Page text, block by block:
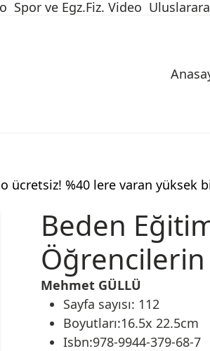
Spor ve Egz.Fiz. Video
ücretsiz! %40 lere varan yüksek
Beden
Mehmet GÜLLÜ
Sayfa sayısı: 112
Boyutları:16.5x 22.5cm
Isbn:978-9944-379-68-7